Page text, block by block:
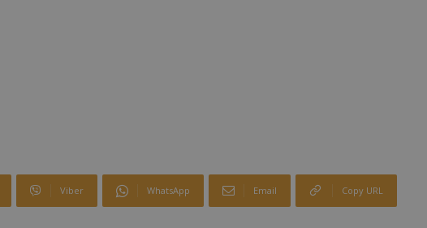
Viber WhatsApp Email Copy URL